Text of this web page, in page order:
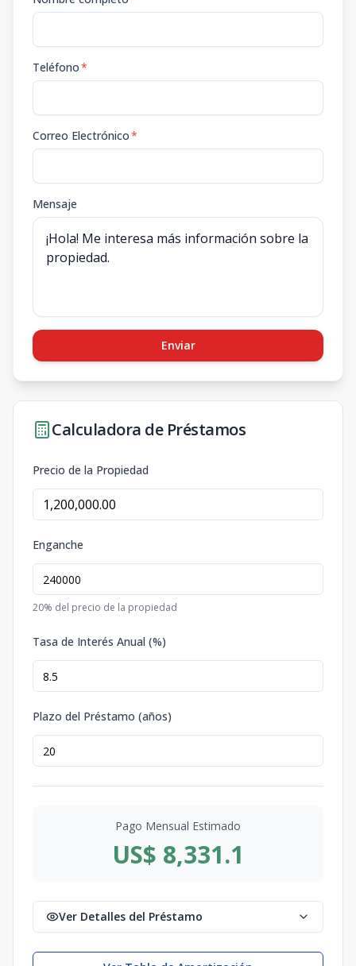
Teléfono*
Correo Electrónico*
Mensaje
Enviar
Calculadora de Préstamos
Precio de la Propiedad
Enganche
20% del precio de la propiedad
Tasa de Interés Anual (%)
Plazo del Préstamo (años)
Pago Mensual Estimado
US$ 8,331.1
Ver Detalles del Préstamo